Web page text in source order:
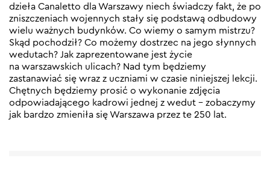
dzieła Canaletto dla Warszawy niech świadczy fakt, że po
zniszczeniach wojennych stały się podstawą odbudowy
wielu ważnych budynków. Co wiemy o samym mistrzu?
Skąd pochodził? Co możemy dostrzec na jego słynnych
wedutach? Jak zaprezentowane jest życie
na warszawskich ulicach? Nad tym będziemy
zastanawiać się wraz z uczniami w czasie niniejszej lekcji.
Chętnych będziemy prosić o wykonanie zdjęcia
odpowiadającego kadrowi jednej z wedut – zobaczymy
jak bardzo zmieniła się Warszawa przez te 250 lat.